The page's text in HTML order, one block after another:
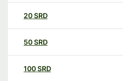
20SRD
50SRD
100SRD